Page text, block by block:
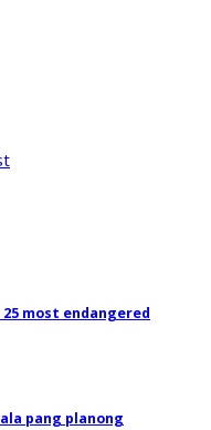
most endangered
pang planong